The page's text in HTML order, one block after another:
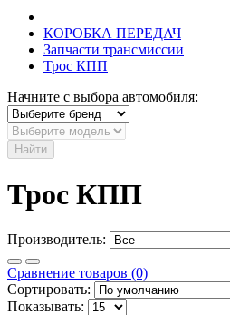
КОРОБКА ПЕРЕДАЧ
Запчасти трансмиссии
Трос КПП
Начните с выбора автомобиля:
Найти
Трос КПП
Производитель:
Сравнение товаров (0)
Сортировать:
Показывать: